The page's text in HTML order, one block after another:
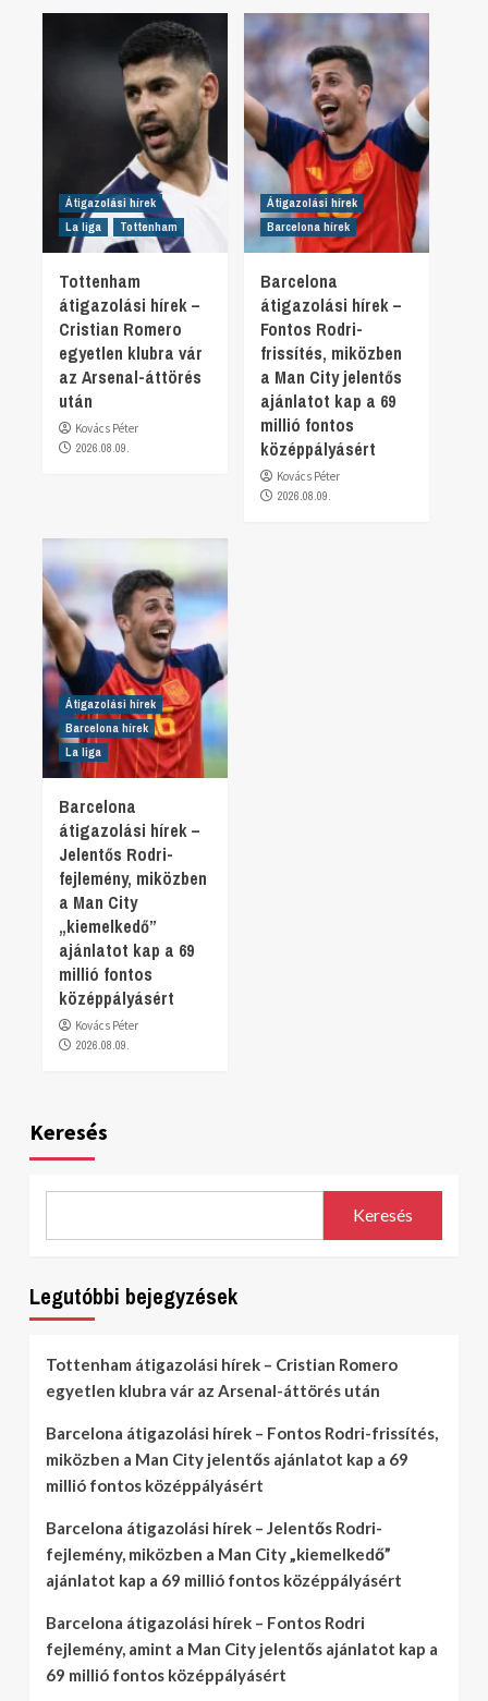
Átigazolási hírek
La liga
Tottenham
Tottenham
átigazolási hírek –
Cristian Romero
egyetlen klubra vár
az Arsenal-áttörés
után
Kovács Péter
2026.08.09.
Átigazolási hírek
Barcelona hírek
Barcelona
átigazolási hírek –
Fontos Rodri-
frissítés, miközben
a Man City jelentős
ajánlatot kap a 69
millió fontos
középpályásért
Kovács Péter
2026.08.09.
Átigazolási hírek
Barcelona hírek
La liga
Barcelona
átigazolási hírek –
Jelentős Rodri-
fejlemény, miközben
a Man City
„kiemelkedő”
ajánlatot kap a 69
millió fontos
középpályásért
Kovács Péter
2026.08.09.
Keresés
Keresés
Legutóbbi bejegyzések
Tottenham átigazolási hírek – Cristian Romero
egyetlen klubra vár az Arsenal-áttörés után
Barcelona átigazolási hírek – Fontos Rodri-frissítés,
miközben a Man City jelentős ajánlatot kap a 69
millió fontos középpályásért
Barcelona átigazolási hírek – Jelentős Rodri-
fejlemény, miközben a Man City „kiemelkedő”
ajánlatot kap a 69 millió fontos középpályásért
Barcelona átigazolási hírek – Fontos Rodri
fejlemény, amint a Man City jelentős ajánlatot kap a
69 millió fontos középpályásért